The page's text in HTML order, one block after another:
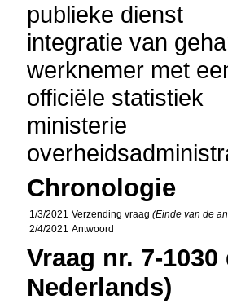
publieke dienst
integratie van
werknemer met
officiële statistiek
ministerie
Chronologie
1/3/2021 Verzending vraag(Einde van de
2/4/2021 Antwoord
Vraag nr. 7-
Nederlands)